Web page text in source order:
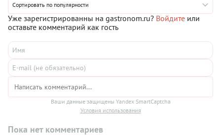
ингредиентами, добрая половина которых для нас
недоступна. Поэтому мы предлагаем вам адаптированный
под наши возможности рецепт мяса по-мексикански с
овощами без специфических особенностей. Главное остается
незыблемым: хорошее мясо, много специй, острый перец,
помидоры и, конечно, фасоль. Лучше берите черную, за
неимением такой — красную, но можно и любую другую.
Рецепт предполагает, что вы ее уже отварили,
предварительно замочив. Разваривать ее сильно не надо —
она дойдет в рагу. ¡Vamos! Ну, то есть, поехали!
Сортировать по популярности
Уже зарегистрированны на gastronom.ru? Войдите или
оставьте комментарий как гость
Ваши данные защищены Yandex SmartCaptcha
Условия использования
Пока нет комментариев